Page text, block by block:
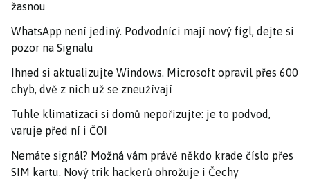
žasnou
WhatsApp není jediný. Podvodníci mají nový fígl, dejte si
pozor na Signalu
Ihned si aktualizujte Windows. Microsoft opravil přes 600
chyb, dvě z nich už se zneužívají
Tuhle klimatizaci si domů nepořizujte: je to podvod,
varuje před ní i ČOI
Nemáte signál? Možná vám právě někdo krade číslo přes
SIM kartu. Nový trik hackerů ohrožuje i Čechy